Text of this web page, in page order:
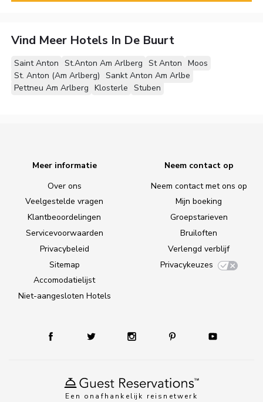
Vind Meer Hotels In De Buurt
Saint Anton St.Anton Am Arlberg St Anton Moos
St. Anton (Am Arlberg) Sankt Anton Am Arlbe
Pettneu Am Arlberg Klosterle Stuben
Een onafhankelijk reisnetwerk
Meer informatie
Over ons
Veelgestelde vragen
Klantbeoordelingen
Servicevoorwaarden
Privacybeleid
Sitemap
Accomodatielijst
Niet-aangesloten Hotels
Neem contact op
Neem contact met ons op
Mijn boeking
Groepstarieven
Bruiloften
Verlengd verblijf
Privacykeuzes